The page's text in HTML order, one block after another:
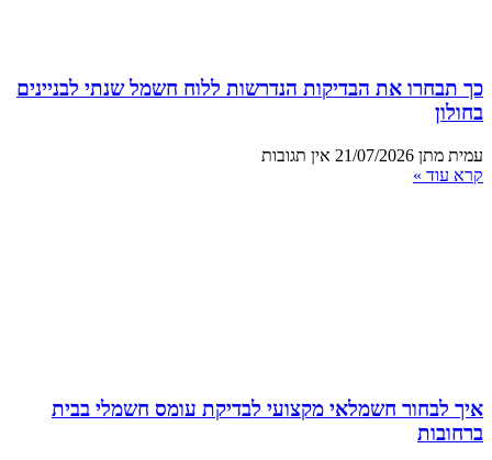
כך תבחרו את הבדיקות הנדרשות ללוח חשמל שנתי לבניינים
בחולון
עמית מתן 21/07/2026 אין תגובות
קרא עוד »
איך לבחור חשמלאי מקצועי לבדיקת עומס חשמלי בבית
ברחובות